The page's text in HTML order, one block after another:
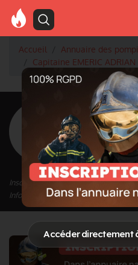
Accéder directement
Accueil
Annuaire des
Capitaine EMERIC ADRIAN
<Retour
Grade :
Inscrit depuis le 22/11/2020 à 12:02
Informations mises à jour le 22/11/